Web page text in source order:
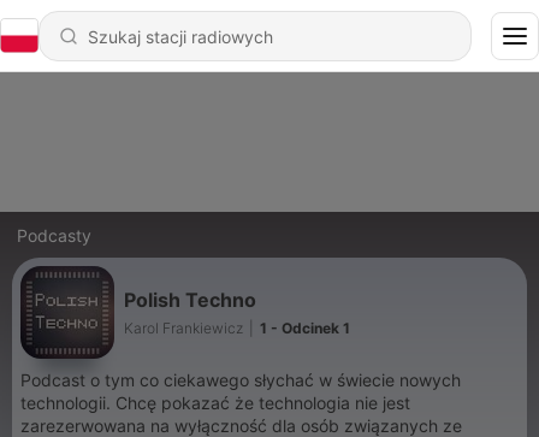
Podcasty
Polish Techno
Karol Frankiewicz 1 - Odcinek 1
Podcast o tym co ciekawego słychać w świecie nowych
technologii. Chcę pokazać że technologia nie jest
zarezerwowana na wyłączność dla osób związanych ze